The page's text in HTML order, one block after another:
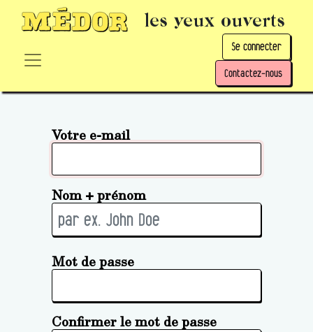
les yeux ouverts
Se connecter
Contactez-nous
Votre e-mail
Nom + prénom
Mot de passe
Confirmer le mot de passe